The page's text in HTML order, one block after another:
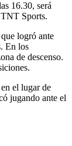
16.30, será
Sports.
logró ante
En los
de descenso.
el lugar de
jugando ante el